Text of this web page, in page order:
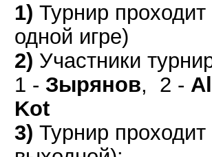
1) Турнир
одной игре)
2) Участники
1 - Зырянов, 2 -
Kot
3) Турнир